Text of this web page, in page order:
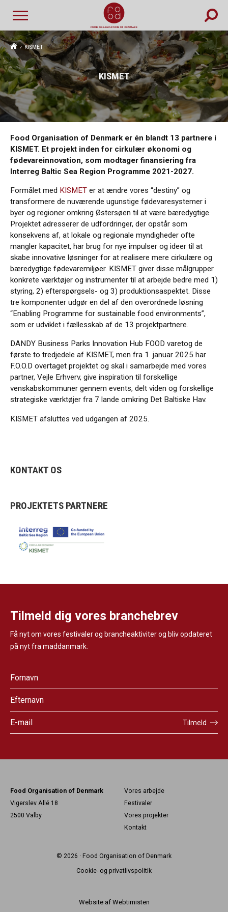
KISMET
KISMET
Food Organisation of Denmark er én blandt 13 partnere i
KISMET. Et projekt inden for cirkulær økonomi og
fødevareinnovation, som modtager finansiering fra
Interreg Baltic Sea Region Programme 2021-2027.
Formålet med KISMET er at ændre vores “destiny” og
transformere de nuværende ugunstige fødevaresystemer i
byer og regioner omkring Østersøen til at være bæredygtige.
Projektet adresserer de udfordringer, der opstår som
konsekvens af, at lokale og regionale myndigheder ofte
mangler kapacitet, har brug for nye impulser og ideer til at
skabe innovative løsninger for at realisere mere cirkulære og
bæredygtige fødevaremiljøer. KISMET giver disse målgrupper
konkrete værktøjer og instrumenter til at arbejde bedre med 1)
styring, 2) efterspørgsels- og 3) produktionsaspektet. Disse
tre komponenter udgør en del af den overordnede løsning
“Enabling Programme for sustainable food environments”,
som er udviklet i fællesskab af de 13 projektpartnere.
DANDY Business Parks Innovation Hub FOOD varetog de
første to tredjedele af KISMET, men fra 1. januar 2025 har
F.O.O.D overtaget projektet og skal i samarbejde med vores
partner, Vejle Erhverv, give inspiration til forskellige
venskabskommuner gennem events, delt viden og forskellige
strategiske værktøjer fra 7 lande omkring Det Baltiske Hav.
KISMET afsluttes ved udgangen af 2025.
KONTAKT OS
PROJEKTETS PARTNERE
Tilmeld dig vores branchebrev
Få nyt om vores festivaler og brancheaktiviter og bliv opdateret
på nyt fra maddanmark.
Tilmeld
Food Organisation of Denmark
Vigerslev Allé 18
2500 Valby
Vores arbejde
Festivaler
Vores projekter
Kontakt
© 2026 · Food Organisation of Denmark
Cookie- og privatlivspolitik
Website af Webtimisten